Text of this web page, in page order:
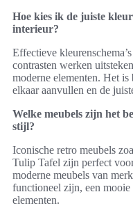
Hoe kies ik de juiste
interieur?
Effectieve
contrasten werken
moderne elementen. Het
elkaar aanvullen en de
Welke meubels zijn het
stijl?
Iconische retro meubels
Tulip Tafel zijn perfect
moderne meubels van
functioneel zijn, een mooie
elementen.